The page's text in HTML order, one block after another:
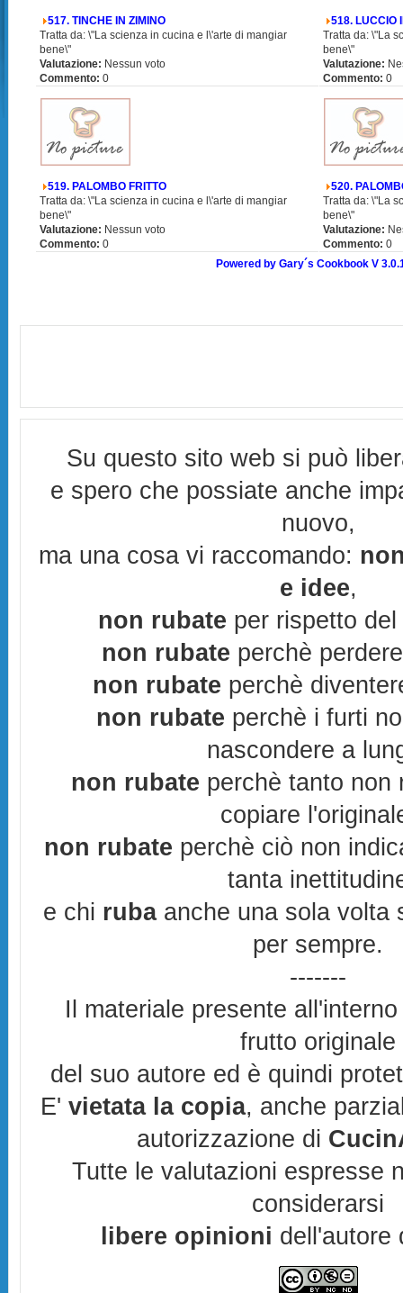
517. TINCHE IN ZIMINO
Tratta da: \"La scienza in cucina e l\'arte di mangiar
bene\"
Valutazione: Nessun voto
Commento: 0
518. LUCCIO
Tratta da: \"La
bene\"
Valutazione:
Commento: 0
519. PALOMBO FRITTO
Tratta da: \"La scienza in cucina e l\'arte di mangiar
bene\"
Valutazione: Nessun voto
Commento: 0
520.
Tratta da: \"La
bene\"
Valutazione:
Commento: 0
Powered by Gary´s Cookbook V
Su questo sito web si può
e spero che possiate anche
nuovo,
ma una cosa vi raccomando:
e idee,
non rubate per rispetto
non rubate perchè
non rubate perchè
non rubate perchè i furti
nascondere a
non rubate perchè tanto non
copiare
non rubate perchè ciò non
tanta
e chi rubaanche una sola volta
per sempre.
-------
Il materiale presente
frutto originale
del suo autore ed è quindi
E'vietata la copia, anche
autorizzazione di
Tutte le valutazioni espresse
considerarsi
libere opinioni dell'autore